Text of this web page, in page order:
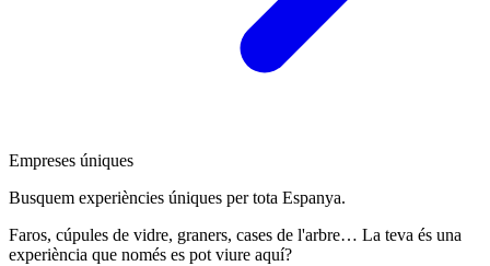
Empreses úniques
Busquem experiències úniques per tota Espanya.
Faros, cúpules de vidre, graners, cases de l'arbre… La teva és una
experiència que només es pot viure aquí?